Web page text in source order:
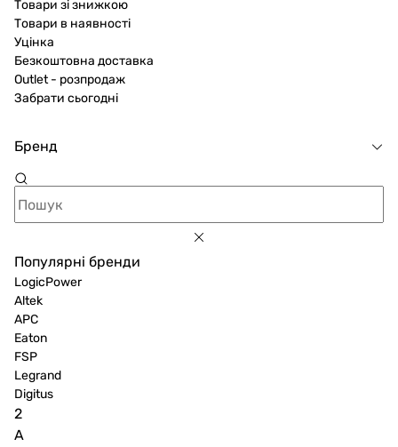
Товари зі знижкою
Товари в наявності
Уцінка
Безкоштовна доставка
Outlet - розпродаж
Забрати сьогодні
Бренд
Популярні бренди
LogicPower
Altek
APC
Eaton
FSP
Legrand
Digitus
2
A